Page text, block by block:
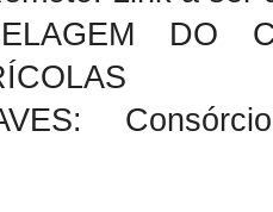
DO